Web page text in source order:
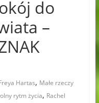
do
–
Hartas, Małe rzeczy
rytm życia, Rachel